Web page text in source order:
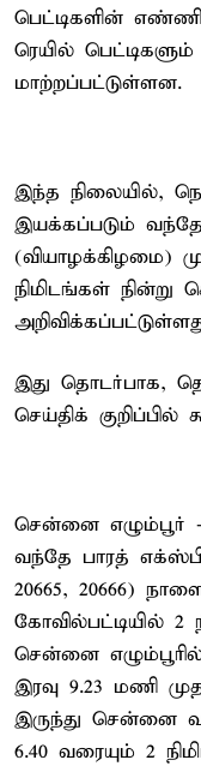
பெட்டிகளின்
ரெயில் பெட்டிகளும்
மாற்றப்பட்டுள்ளன.
இந்த நிலையில்,
இயக்கப்படும்
(வியாழக்கிழமை)
நிமிடங்கள் நின்று
இது தொடர்பாக,
செய்திக் குறிப்பில்
சென்னை
வந்தே பாரத்
20665, 20666)
கோவில்பட்டியில் 2
சென்னை
இரவு 9.23 மணி
இருந்து சென்னை
6.40 வரையும் 2